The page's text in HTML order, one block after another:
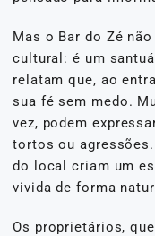
Mas o Bar do Zé
cultural: é um
relatam que, ao
sua fé sem medo.
vez, podem
tortos ou
do local criam um
vivida de forma
Os proprietários,